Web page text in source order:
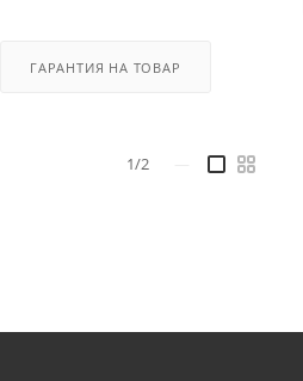
ГАРАНТИЯ НА ТОВАР
1/2